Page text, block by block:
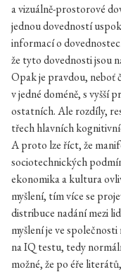
a vizuálně-prostorové
jednou dovedností
informací o
že tyto dovednosti jsou
Opak je pravdou, neboť
v jedné doméně, s vyšší
ostatních. Ale rozdíly,
třech hlavních
A proto lze říct, že
sociotechnických
ekonomika a kultura
myšlení, tím více se
distribuce nadání mezi
myšlení je ve
na IQ testu, tedy
možné, že po éře